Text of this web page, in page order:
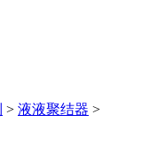
> 液液聚结器 >